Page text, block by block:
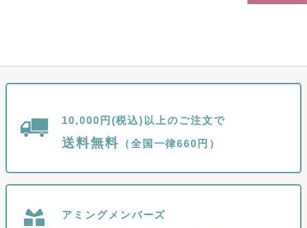
10,000円(税込)以上のご注文で
送料無料 （全国一律660円）
アミングメンバーズ